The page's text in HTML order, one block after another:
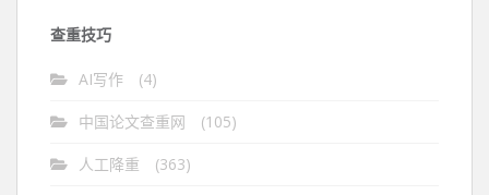
查重技巧
AI写作 (4)
中国论文查重网 (105)
人工降重 (363)